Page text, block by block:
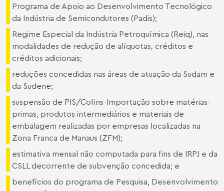
Programa de Apoio ao Desenvolvimento Tecnológico
da Indústria de Semicondutores (Padis);
Regime Especial da Indústria Petroquímica (Reiq), nas
modalidades de redução de alíquotas, créditos e
créditos adicionais;
reduções concedidas nas áreas de atuação da Sudam e
da Sudene;
suspensão de PIS/Cofins-Importação sobre matérias-
primas, produtos intermediários e materiais de
embalagem realizadas por empresas localizadas na
Zona Franca de Manaus (ZFM);
estimativa mensal não computada para fins de IRPJ e da
CSLL decorrente de subvenção concedida; e
benefícios do programa de Pesquisa, Desenvolvimento